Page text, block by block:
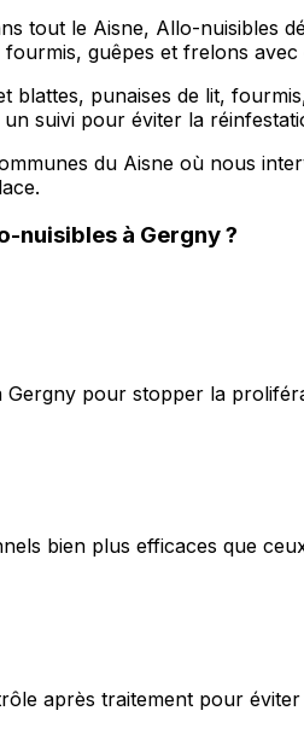
tout le Aisne, Allo-nuisibles
guêpes et frelons
blattes, punaises de lit,
suivi pour éviter la
du Aisne où nous
nuisibles à Gergny?
pour stopper la
bien plus efficaces que
après traitement pour